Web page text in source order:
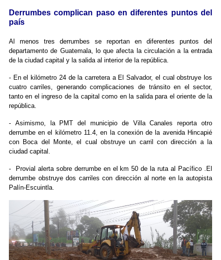
Derrumbes complican paso en diferentes puntos del
país
Al menos tres derrumbes se reportan en diferentes puntos del
departamento de Guatemala, lo que afecta la circulación a la entrada
de la ciudad capital y la salida al interior de la república.
- En el kilómetro 24 de la carretera a El Salvador, el cual obstruye los
cuatro carriles, generando complicaciones de tránsito en el sector,
tanto en el ingreso de la capital como en la salida para el oriente de la
república.
- Asimismo, la PMT del municipio de Villa Canales reporta otro
derrumbe en el kilómetro 11.4, en la conexión de la avenida Hincapié
con Boca del Monte, el cual obstruye un carril con dirección a la
ciudad capital.
- Provial alerta sobre derrumbe en el km 50 de la ruta al Pacífico .El
derrumbe obstruye dos carriles con dirección al norte en la autopista
Palín-Escuintla.